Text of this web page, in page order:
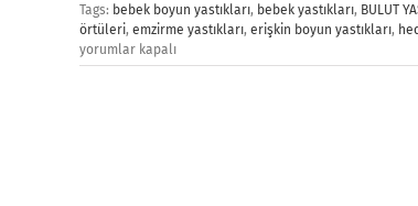
Tags: bebek boyun yastıkları, bebek yastıkları, BULUT
örtüleri, emzirme yastıkları, erişkin boyun yastıkları,
yorumlar kapalı